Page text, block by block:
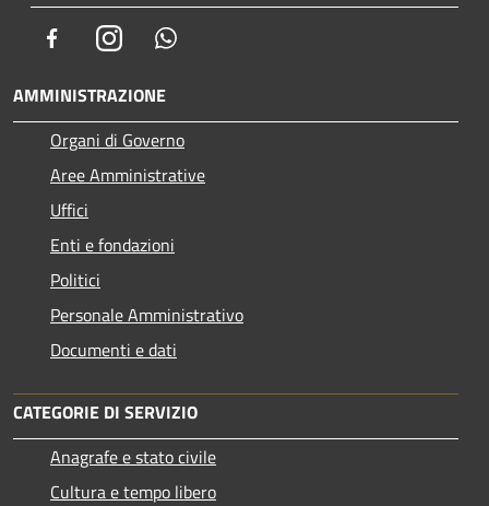
FacebookInstagram
AMMINISTRAZIONE
Organi di Governo
Aree Amministrative
Uffici
Enti e fondazioni
Politici
Personale Amministrativo
Documenti e dati
CATEGORIE DI SERVIZIO
Anagrafe e stato civile
Cultura e tempo libero